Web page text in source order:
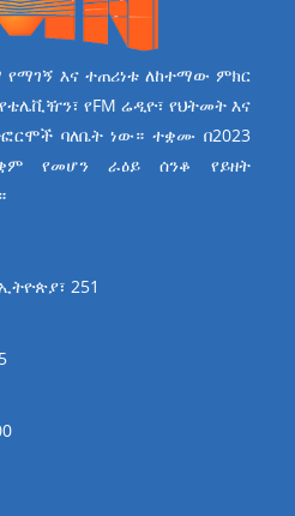
የማገኝ እና ተጠሪነቱ ለከተማው ምክር
የFM ሬዲዮ፣ የህትመት እና
ባለቤት ነው። ተቋሙ በ2023
የመሆን ራዕይ ሰንቆ የይዘት
251